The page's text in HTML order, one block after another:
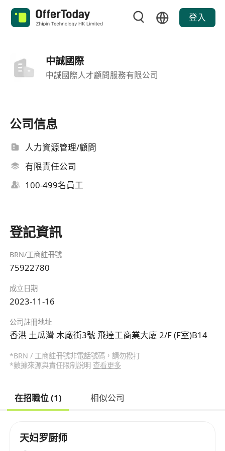
登入
中誠國際
中誠國際人才顧問服務有限公司
公司信息
人力資源管理/顧問
有限責任公司
100-499名員工
登記資訊
BRN/工商註冊號
75922780
成立日期
2023-11-16
公司註冊地址
香港 土瓜灣 木廠街3號 飛達工商業大廈 2/F (F室)B14
*BRN / 工商註冊號非電話號碼，請勿撥打
*數據來源與責任限制說明 查看更多
在招職位 (1) 相似公司
天妇罗厨师